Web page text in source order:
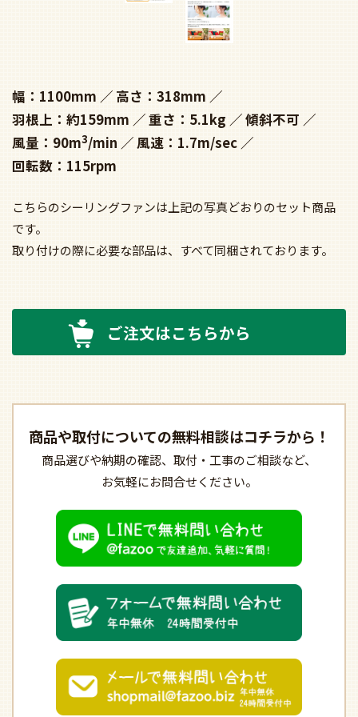
幅：1100mm
高さ：318mm
羽根上：約159mm
重さ：5.1kg
傾斜不可
風量：90m3/min
風速：1.7m/sec
回転数：115rpm
こちらのシーリングファンは上記の写真どおりのセット商品
です。
取り付けの際に必要な部品は、すべて同梱されております。
ご注文はこちらから
商品や取付についての無料相談はコチラから！
商品選びや納期の確認、 取付・工事のご相談など、
お気軽にお問合せください。